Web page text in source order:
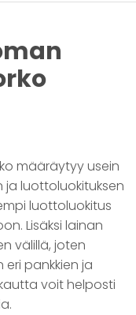
määräytyy usein
luottoluokituksen
luottoluokitus
Lisäksi lainan
välillä, joten
pankkien ja
voit helposti